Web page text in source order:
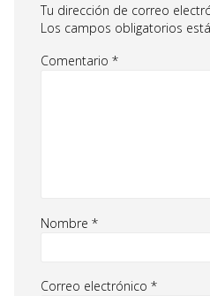
Tu dirección de correo
Los campos obligatorios
Comentario *
Nombre *
Correo electrónico *